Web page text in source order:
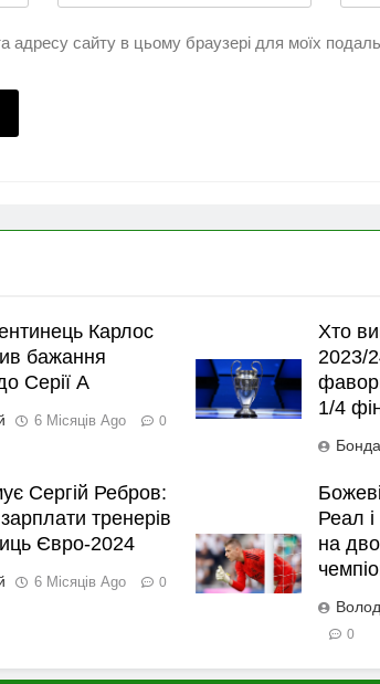
адресу сайту в цьому браузері для моїх
Карлос
бажання
Серії А
6 Місяців Ago 0
Хто
2023/
1/4
Сергій Ребров:
тренерів
Євро-2024
6 Місяців Ago 0
Реал і
на
0